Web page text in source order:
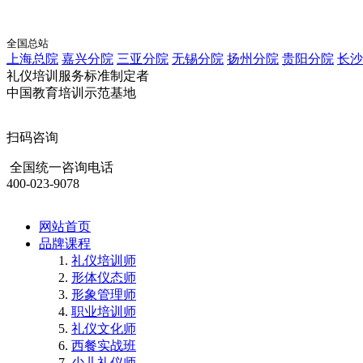
全国总站
上海总院 嘉兴分院 三亚分院 无锡分院 扬州分院 贵阳分院 长
礼仪培训服务标准制定者
中国教育培训示范基地
扫码咨询
全国统一咨询电话
400-023-9078
网站首页
品牌课程
礼仪培训师
形体仪态师
形象管理师
职业培训师
礼仪文化师
西餐实战班